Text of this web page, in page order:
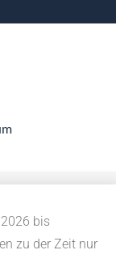
bis
zu der Zeit nur